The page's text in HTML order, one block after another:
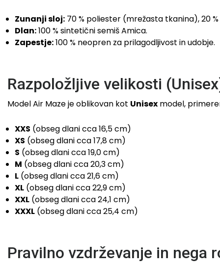
Zunanji sloj: 70 % poliester (mrežasta tkanina), 20
Dlan:100 % sintetični semiš Amica.
Zapestje:100 % neopren za prilagodljivost in udobje.
Razpoložljive velikosti
Model Air Maze je oblikovan kot Unisex model,
XXS (obseg dlani cca 16,5 cm)
XS (obseg dlani cca 17,8 cm)
S (obseg dlani cca 19,0 cm)
M (obseg dlani cca 20,3 cm)
L (obseg dlani cca 21,6 cm)
XL (obseg dlani cca 22,9 cm)
XXL (obseg dlani cca 24,1 cm)
XXXL (obseg dlani cca 25,4 cm)
Pravilno vzdrževanje in nega